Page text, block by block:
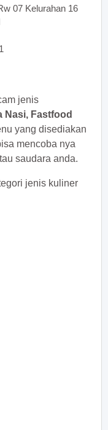
07 Kelurahan 16
jenis
Nasi, Fastfood
yang disediakan
mencoba nya
saudara anda.
jenis kuliner